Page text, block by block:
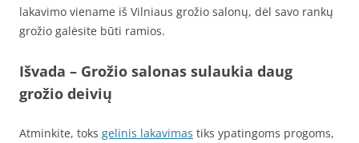
lakavimo viename iš Vilniaus grožio salonų, dėl savo rankų
grožio galėsite būti ramios.
Išvada – Grožio salonas sulaukia daug
grožio deivių
Atminkite, toks gelinis lakavimas tiks ypatingoms progoms,